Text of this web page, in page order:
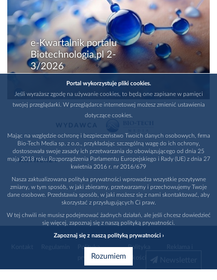
e-Kwartalnik portalu
Biotechnologia.pl 2-
3/2026
PARTNERZY
Polityka
prywatności
Polityka
Portal wykorzystuje pliki cookies.
Jeśli wyrażasz zgodę na używanie cookies, to będą one zapisane w pamięci
twojej przeglądarki. W przeglądarce internetowej możesz zmienić ustawienia
dotyczące cookies.
Mając na względzie ochronę i bezpieczeństwo Twoich danych osobowych, firma
Bio-Tech Media sp. z o.o., przykładając szczególną wagę do ich ochrony,
dostosowała swoje zasady ich przetwarzania do obowiązującego od dnia 25
maja 2018 roku Rozporządzenia Parlamentu Europejskiego i Rady (UE) z dnia 27
kwietnia 2016 r. nr 2016/679
Nasza zaktualizowana polityka prywatności wprowadza wszystkie pozytywne
zmiany, w tym sposób, w jaki zbieramy, przetwarzamy i przechowujemy Twoje
dane osobowe. Przedstawia sposób, w jaki możesz się z nami skontaktować, aby
skorzystać z przysługujących Ci praw.
W tej chwili nie musisz podejmować żadnych działań, ale jeśli chcesz dowiedzieć
się więcej, zapoznaj się z naszą polityką prywatności.
Zapoznaj się z naszą polityką prywatności ›
Rozumiem